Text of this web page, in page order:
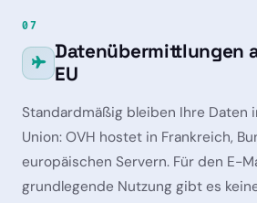
07
Datenübermittlungen
EU
Standardmäßig bleiben Ihre Daten
Union: OVH hostet in Frankreich,
europäischen Servern. Für den E-
grundlegende Nutzung gibt es